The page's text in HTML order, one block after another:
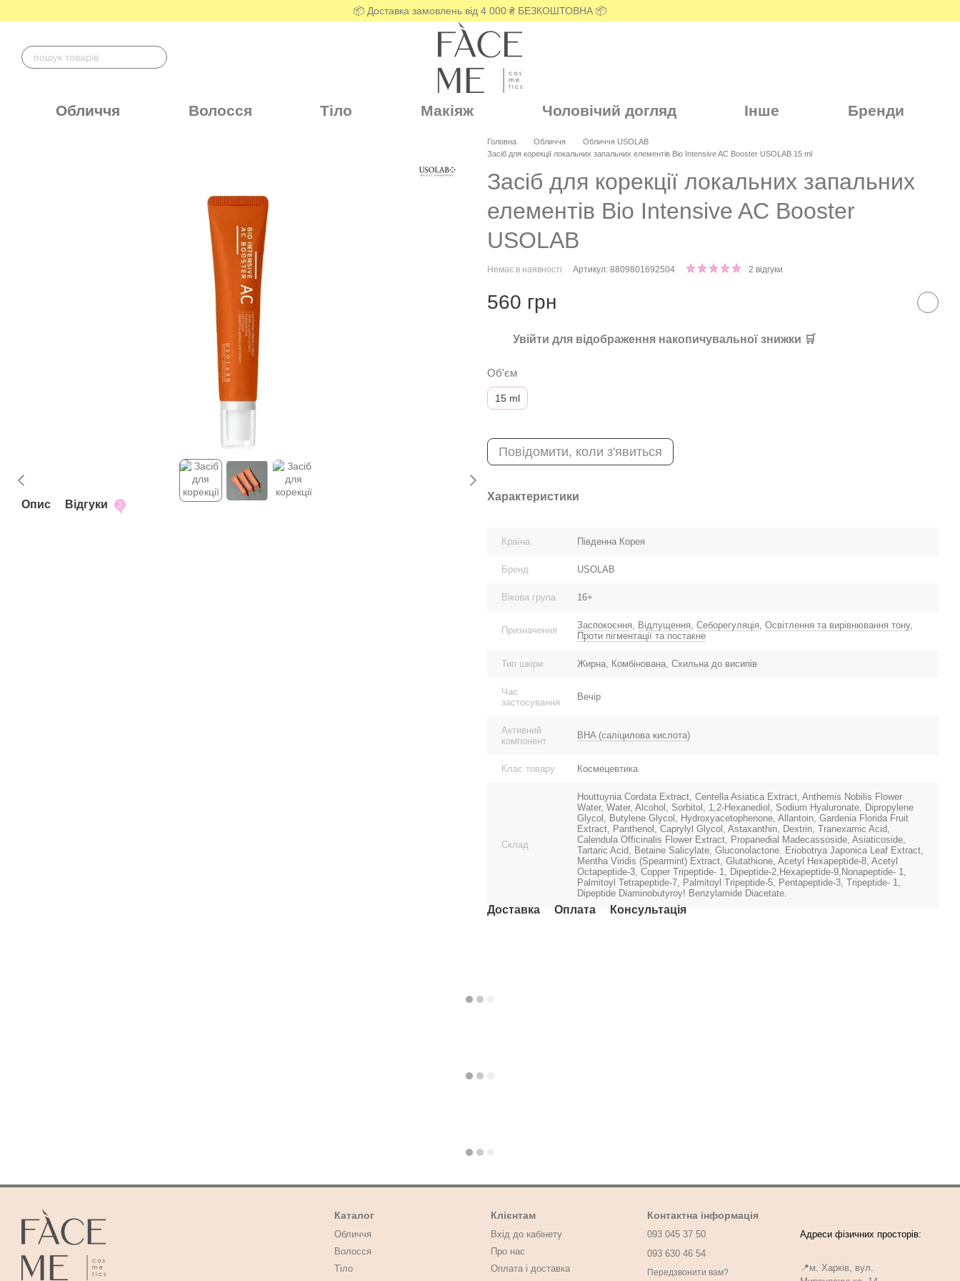
📦 Доставка замовлень від 4 000 ₴ БЕЗКОШТОВНА 📦
Обличчя Волосся Тіло Макіяж Чоловічий догляд Інше Бренди
Опис Відгуки 2
Головна Обличчя
Обличчя USOLAB
Засіб для корекції локальних запальних елементів Bio Intensive AC Booster USOLAB 15 ml
Засіб для корекції локальних запальних
елементів Bio Intensive AC Booster
USOLAB
Немає в наявності Артикул: 8809801692504 2 відгуки
560 грн
Увійти для відображення накопичувальної знижки 🛒
Об'єм
15 ml
Повідомити, коли з'явиться
Характеристики
Країна Південна Корея
Бренд USOLAB
Вікова група 16+
Призначення Заспокоєння, Відлущення, Себорегуляція, Освітлення та вирівнювання тону,
Проти пігментації та постакне
Тип шкіри Жирна, Комбінована, Схильна до висипів
Час
застосування
Вечір
Активний
компонент
BHA (саліцилова кислота)
Клас товару Космецевтика
Склад
Houttuynia Cordata Extract, Centella Asiatica Extract, Anthemis Nobilis Flower
Water, Water, Alcohol, Sorbitol, 1,2-Hexanediol, Sodium Hyaluronate, Dipropylene
Glycol, Butylene Glycol, Hydroxyacetophenone, Allantoin, Gardenia Florida Fruit
Extract, Panthenol, Caprylyl Glycol, Astaxanthin, Dextrin, Tranexamic Acid,
Calendula Officinalis Flower Extract, Propanedial Madecassoside, Asiaticoside,
Tartaric Acid, Betaine Salicylate, Gluconolactone. Eriobotrya Japonica Leaf Extract,
Mentha Viridis (Spearmint) Extract, Glutathione, Acetyl Hexapeptide-8, Acetyl
Octapeptide-3, Copper Tripeptide- 1, Dipeptide-2,Hexapeptide-9,Nonapeptide- 1,
Palmitoyl Tetrapeptide-7, Palmitoyl Tripeptide-5, Pentapeptide-3, Tripeptide- 1,
Dipeptide Diaminobutyroy! Benzylamide Diacetate.
Доставка Оплата Консультація
Каталог
Обличчя
Волосся
Тіло
Клієнтам
Вхід до кабінету
Про нас
Оплата і доставка
Контактна інформація
093 045 37 50
093 630 46 54
Передзвонити вам?
📍м. Харків, вул.